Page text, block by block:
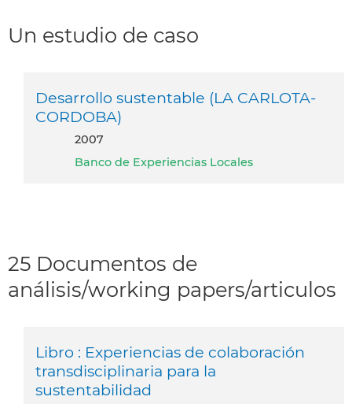
Un estudio de caso
Desarrollo sustentable (LA CARLOTA-
CORDOBA)
2007
Banco de Experiencias Locales
25 Documentos de
análisis/working papers/articulos
Libro : Experiencias de colaboración
transdisciplinaria para la
sustentabilidad